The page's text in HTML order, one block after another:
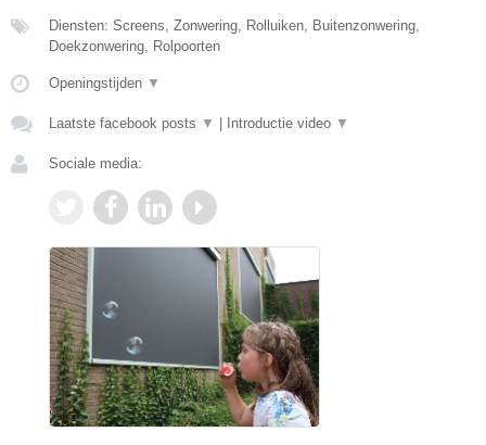
Diensten: Screens, Zonwering, Rolluiken, Buitenzonwering,
Doekzonwering, Rolpoorten
Openingstijden ▼
Laatste facebook posts ▼ Introductie video ▼
Sociale media: